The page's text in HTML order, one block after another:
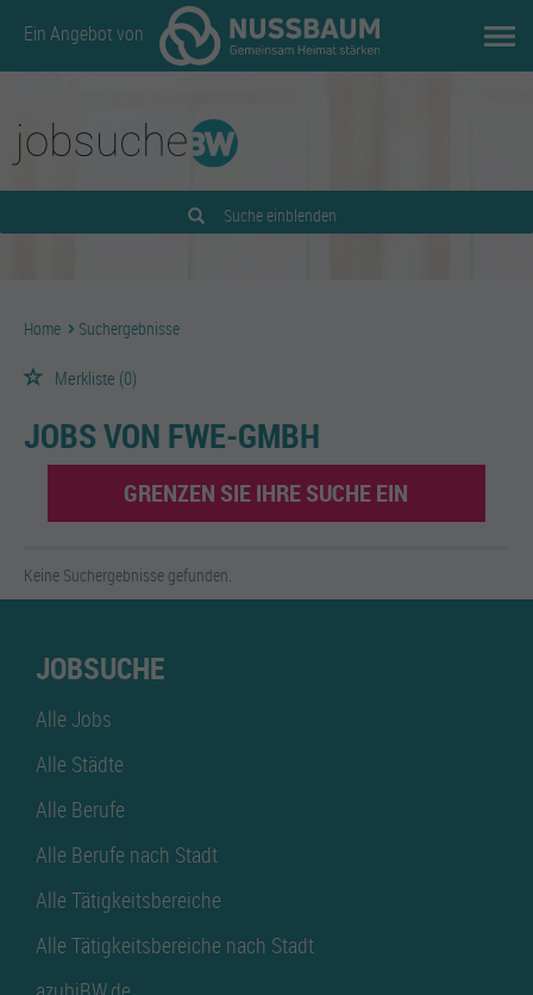
Ein Angebot von
Suche einblenden
Home Suchergebnisse
Merkliste (0)
JOBS VON FWE-GMBH
GRENZEN SIE IHRE SUCHE EIN
Keine Suchergebnisse gefunden.
JOBSUCHE
Alle Jobs
Alle Städte
Alle Berufe
Alle Berufe nach Stadt
Alle Tätigkeitsbereiche
Alle Tätigkeitsbereiche nach Stadt